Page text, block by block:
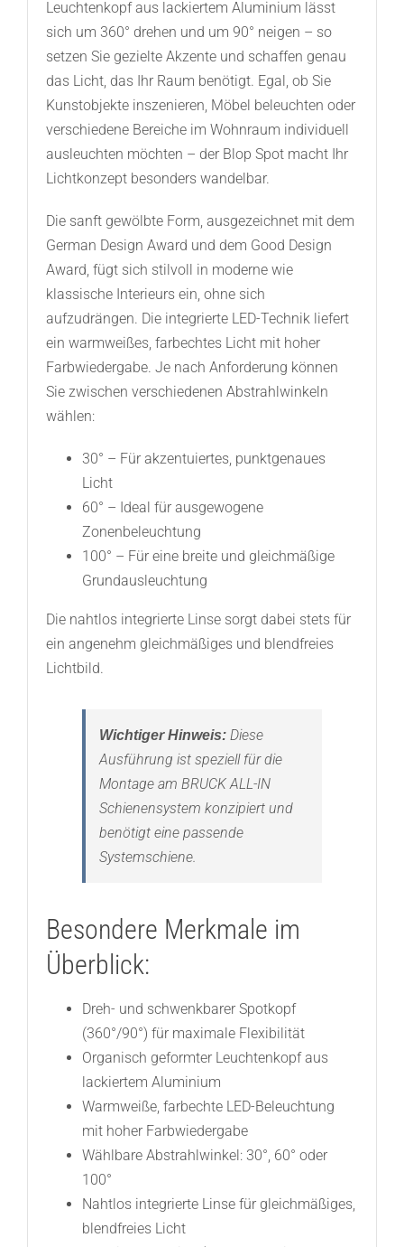
Leuchtenkopf aus lackiertem Aluminium lässt
sich um 360° drehen und um 90° neigen – so
setzen Sie gezielte Akzente und schaffen genau
das Licht, das Ihr Raum benötigt. Egal, ob Sie
Kunstobjekte inszenieren, Möbel beleuchten oder
verschiedene Bereiche im Wohnraum individuell
ausleuchten möchten – der Blop Spot macht Ihr
Lichtkonzept besonders wandelbar.
Die sanft gewölbte Form, ausgezeichnet mit dem
German Design Award und dem Good Design
Award, fügt sich stilvoll in moderne wie
klassische Interieurs ein, ohne sich
aufzudrängen. Die integrierte LED-Technik liefert
ein warmweißes, farbechtes Licht mit hoher
Farbwiedergabe. Je nach Anforderung können
Sie zwischen verschiedenen Abstrahlwinkeln
wählen:
30° – Für akzentuiertes, punktgenaues
Licht
60° – Ideal für ausgewogene
Zonenbeleuchtung
100° – Für eine breite und gleichmäßige
Grundausleuchtung
Die nahtlos integrierte Linse sorgt dabei stets für
ein angenehm gleichmäßiges und blendfreies
Lichtbild.
Wichtiger Hinweis:Diese
Ausführung ist speziell für die
Montage am BRUCK ALL-IN
Schienensystem konzipiert und
benötigt eine passende
Systemschiene.
Besondere Merkmale im
Überblick:
Dreh- und schwenkbarer Spotkopf
(360°/90°) für maximale Flexibilität
Organisch geformter Leuchtenkopf aus
lackiertem Aluminium
Warmweiße, farbechte LED-Beleuchtung
mit hoher Farbwiedergabe
Wählbare Abstrahlwinkel: 30°, 60° oder
100°
Nahtlos integrierte Linse für gleichmäßiges,
blendfreies Licht